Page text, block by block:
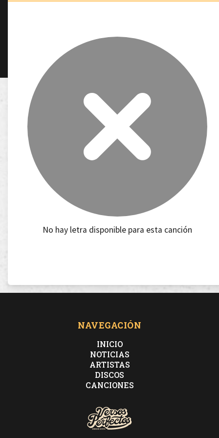
No hay letra disponible para esta canción
NAVEGACIÓN
INICIO
NOTICIAS
ARTISTAS
DISCOS
CANCIONES